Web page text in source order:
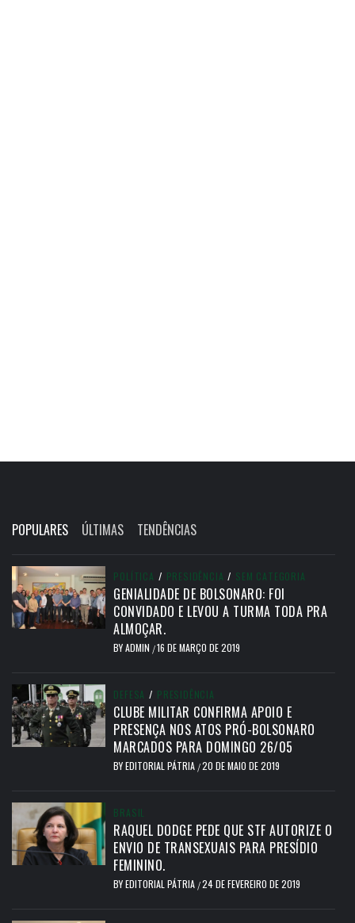
POPULARES ÚLTIMAS TENDÊNCIAS
POLÍTICA / PRESIDÊNCIA / SEM CATEGORIA
GENIALIDADE DE BOLSONARO: FOI
CONVIDADO E LEVOU A TURMA TODA PRA
ALMOÇAR.
BYADMIN /16 DE MARÇO DE 2019
DEFESA / PRESIDÊNCIA
CLUBE MILITAR CONFIRMA APOIO E
PRESENÇA NOS ATOS PRÓ-BOLSONARO
MARCADOS PARA DOMINGO 26/05
BYEDITORIAL PÁTRIA /20 DE MAIO DE 2019
BRASIL
RAQUEL DODGE PEDE QUE STF AUTORIZE O
ENVIO DE TRANSEXUAIS PARA PRESÍDIO
FEMININO.
BYEDITORIAL PÁTRIA /24 DE FEVEREIRO DE 2019